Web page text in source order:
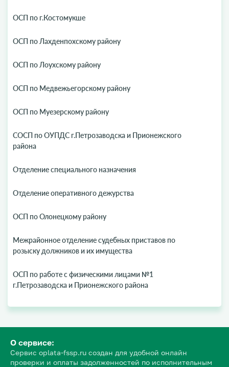
ОСП по г.Костомукше
ОСП по Лахденпохскому району
ОСП по Лоухскому району
ОСП по Медвежьегорскому району
ОСП по Муезерскому району
СОСП по ОУПДС г.Петрозаводска и Прионежского
района
Отделение специального назначения
Отделение оперативного дежурства
ОСП по Олонецкому району
Межрайонное отделение судебных приставов по
розыску должников и их имущества
ОСП по работе с физическими лицами №1
г.Петрозаводска и Прионежского района
О сервисе:
Сервис oplata-fssp.ru создан для удобной онлайн
проверки и оплаты задолженностей по исполнительным